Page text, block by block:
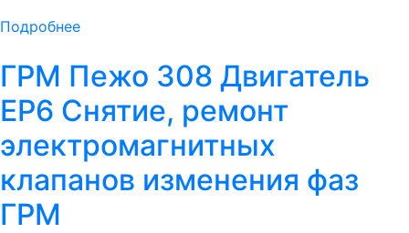
Подробнее
ГРМ Пежо 308 Двигатель
EP6 Снятие, ремонт
электромагнитных
клапанов изменения фаз
ГРМ